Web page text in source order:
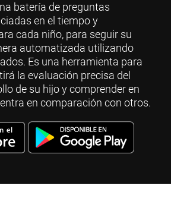
batería de preguntas
en el tiempo y
cada niño, para seguir su
automatizada utilizando
Es una herramienta para
la evaluación precisa del
de su hijo y comprender en
en comparación con otros.